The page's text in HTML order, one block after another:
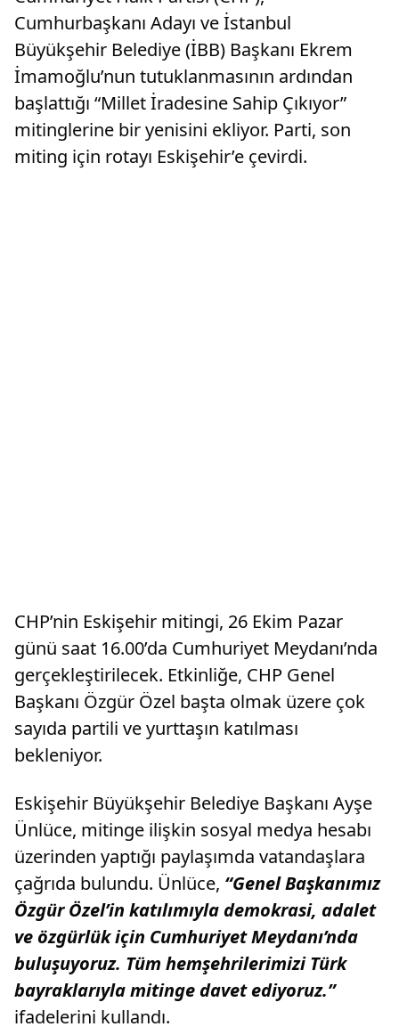
Cumhurbaşkanı Adayı ve İstanbul
Büyükşehir Belediye (İBB) Başkanı Ekrem
İmamoğlu’nun tutuklanmasının ardından
başlattığı “Millet İradesine Sahip Çıkıyor”
mitinglerine bir yenisini ekliyor. Parti, son
miting için rotayı Eskişehir’e çevirdi.
CHP’nin Eskişehir mitingi, 26 Ekim Pazar
günü saat 16.00’da Cumhuriyet Meydanı’nda
gerçekleştirilecek. Etkinliğe, CHP Genel
Başkanı Özgür Özel başta olmak üzere çok
sayıda partili ve yurttaşın katılması
bekleniyor.
Eskişehir Büyükşehir Belediye Başkanı Ayşe
Ünlüce, mitinge ilişkin sosyal medya hesabı
üzerinden yaptığı paylaşımda vatandaşlara
çağrıda bulundu. Ünlüce, “Genel Başkanımız
Özgür Özel’in katılımıyla demokrasi, adalet
ve özgürlük için Cumhuriyet Meydanı’nda
buluşuyoruz. Tüm hemşehrilerimizi Türk
bayraklarıyla mitinge davet ediyoruz.”
ifadelerini kullandı.